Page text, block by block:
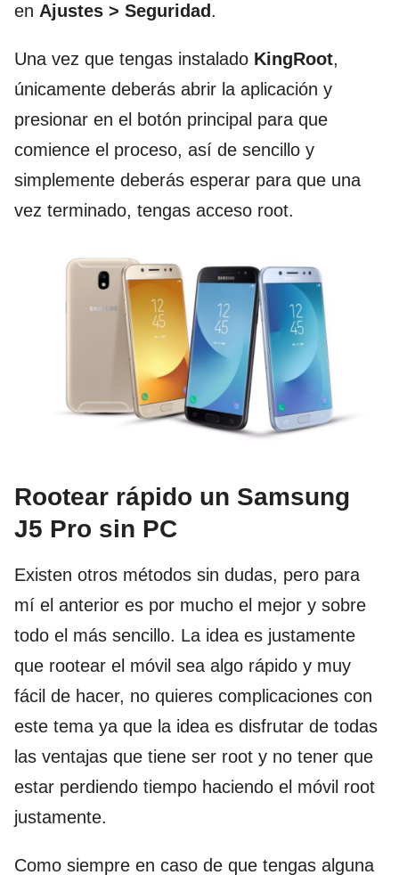
en Ajustes > Seguridad .
Una vez que tengas instalado KingRoot,
únicamente deberás abrir la aplicación y
presionar en el botón principal para que
comience el proceso, así de sencillo y
simplemente deberás esperar para que una
vez terminado, tengas acceso root.
Rootear rápido un Samsung
J5 Pro sin PC
Existen otros métodos sin dudas, pero para
mí el anterior es por mucho el mejor y sobre
todo el más sencillo. La idea es justamente
que rootear el móvil sea algo rápido y muy
fácil de hacer, no quieres complicaciones con
este tema ya que la idea es disfrutar de todas
las ventajas que tiene ser root y no tener que
estar perdiendo tiempo haciendo el móvil root
justamente.
Como siempre en caso de que tengas alguna